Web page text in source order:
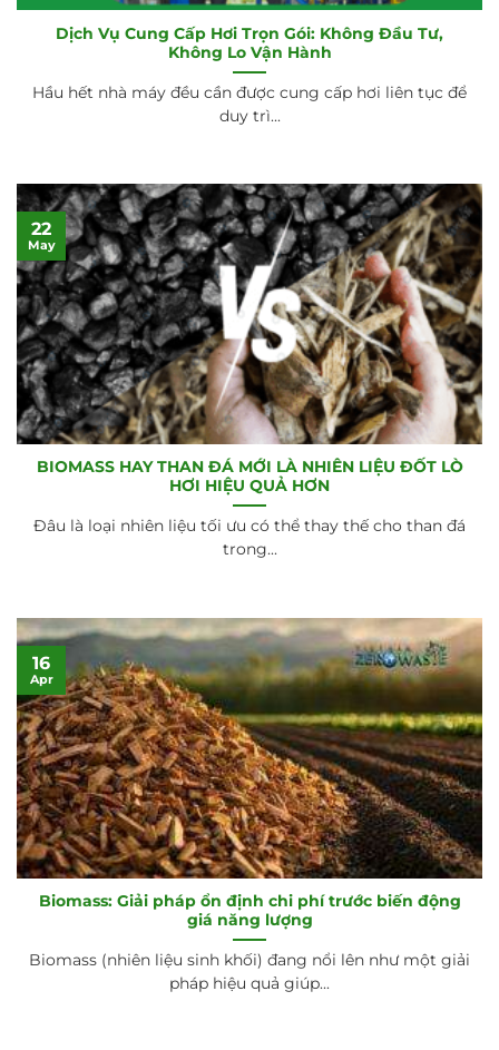
Dịch Vụ Cung Cấp Hơi Trọn Gói: Không Đầu Tư,
Không Lo Vận Hành
Hầu hết nhà máy đều cần được cung cấp hơi liên tục để
duy trì...
BIOMASS HAY THAN ĐÁ MỚI LÀ NHIÊN LIỆU ĐỐT LÒ
HƠI HIỆU QUẢ HƠN
Đâu là loại nhiên liệu tối ưu có thể thay thế cho than đá
trong...
22
May
Biomass: Giải pháp ổn định chi phí trước biến động
giá năng lượng
Biomass (nhiên liệu sinh khối) đang nổi lên như một giải
pháp hiệu quả giúp...
16
Apr